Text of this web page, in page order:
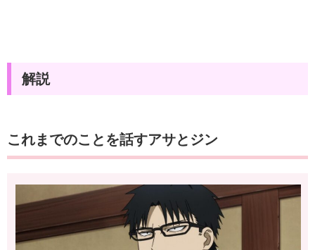
解説
これまでのことを話すアサとジン